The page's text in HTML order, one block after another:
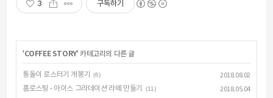
3 구독하기
'COFFEE STORY' 카테고리의 다른 글
통돌이 로스터기 개봉기 (6)
2018.08.02
홈로스팅 - 아이스 그라데이션 라떼 만들기
(11)
2018.05.04